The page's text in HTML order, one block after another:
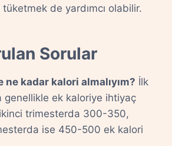
de yardımcı olabilir.
Sorular
ne kadar kalori almalıyım? İlk
genellikle ek kaloriye ihtiyaç
trimesterda 300-350,
ise 450-500 ek kalori